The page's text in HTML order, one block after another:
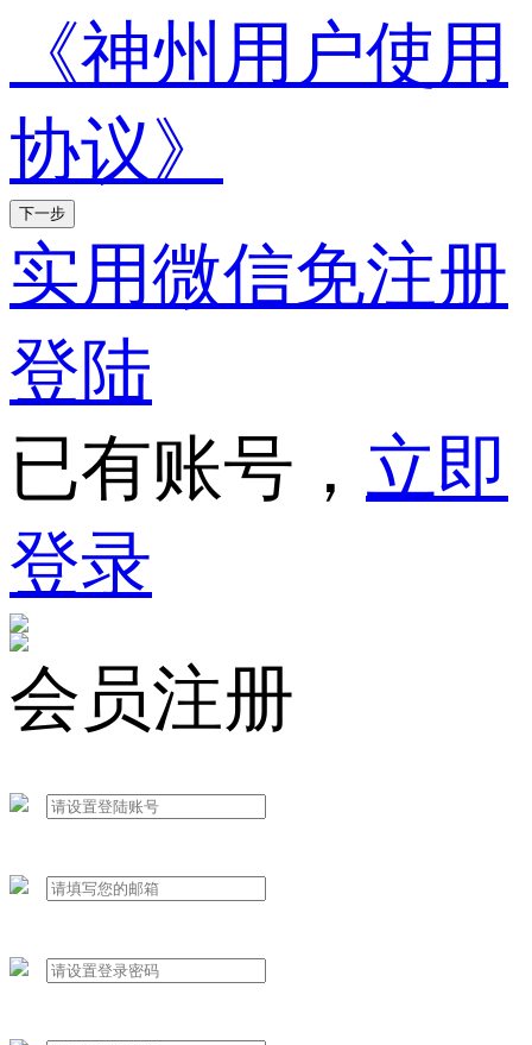
《神州用户使用
协议》
下一步
实用微信免注册
登陆
已有账号， 立即
登录
会员注册